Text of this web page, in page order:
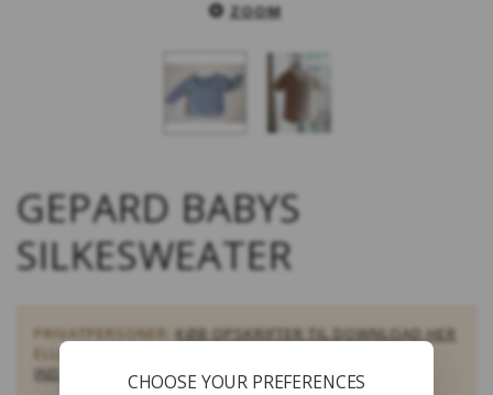
ZOOM
GEPARD BABYS
SILKESWEATER
PRIVATPERSONER: KØB OPSKRIFTER TIL DOWNLOAD HER
ELLER
IND SOM FORHANDLERCHOOSE YOUR PREFERENCES